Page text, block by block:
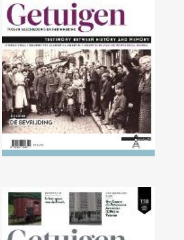
Nr. 139 (10/2024) De Bevrijding